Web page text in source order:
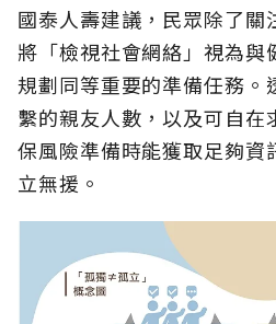
國泰人壽建議，民眾除了關
將「檢視社會網絡」視為與
規劃同等重要的準備任務。
繫的親友人數，以及可自在
保風險準備時能獲取足夠資
立無援。